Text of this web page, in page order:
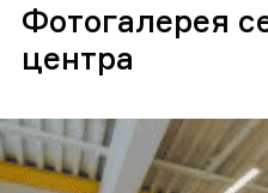
Фотогалерея
центра